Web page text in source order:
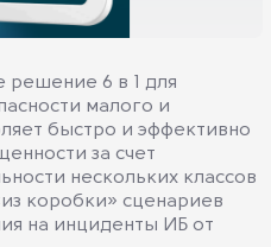
решение 6 в 1 для
малого и
быстро и эффективно
за счет
нескольких классов
коробки» сценариев
на инциденты ИБ от